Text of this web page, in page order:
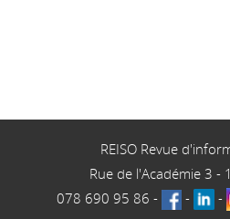
REISO Revue
Rue de l'Académie 3 -
078 690 95 86 - - -